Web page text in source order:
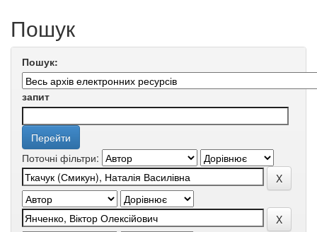
Пошук
Пошук:
запит
Поточні фільтри: